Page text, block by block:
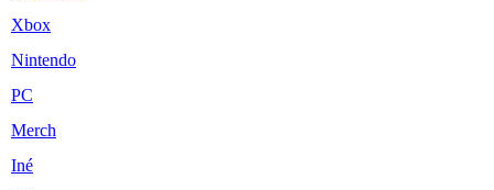
Xbox
Nintendo
PC
Merch
Iné